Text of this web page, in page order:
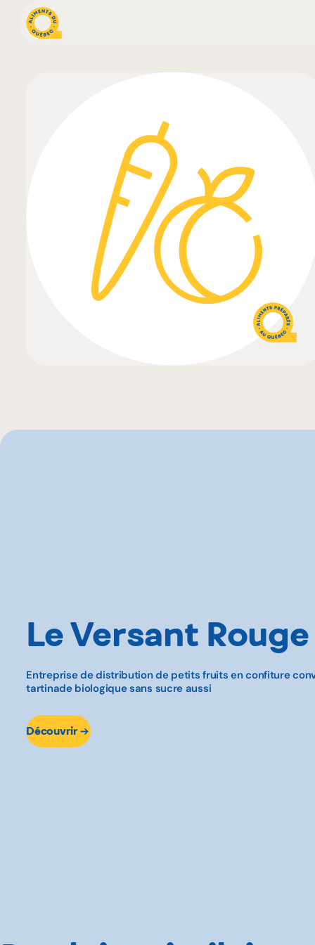
Le Versant Rouge
Entreprise de distribution de petits fruits en confiture
tartinade biologique sans sucre aussi
Découvrir